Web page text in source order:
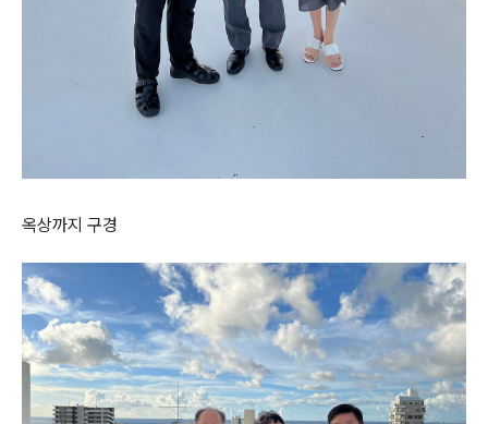
옥상까지 구경